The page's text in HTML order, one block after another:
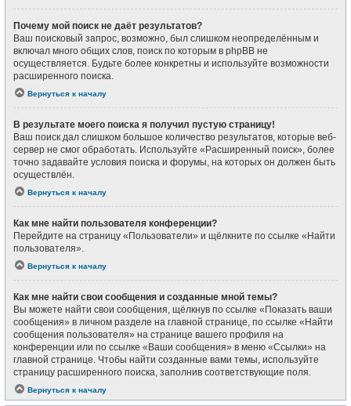
Почему мой поиск не даёт результатов?
Ваш поисковый запрос, возможно, был слишком неопределённым и
включал много общих слов, поиск по которым в phpBB не
осуществляется. Будьте более конкретны и используйте возможности
расширенного поиска.
Вернуться к началу
В результате моего поиска я получил пустую страницу!
Ваш поиск дал слишком большое количество результатов, которые веб-
сервер не смог обработать. Используйте «Расширенный поиск», более
точно задавайте условия поиска и форумы, на которых он должен быть
осуществлён.
Вернуться к началу
Как мне найти пользователя конференции?
Перейдите на страницу «Пользователи» и щёлкните по ссылке «Найти
пользователя».
Вернуться к началу
Как мне найти свои сообщения и созданные мной темы?
Вы можете найти свои сообщения, щёлкнув по ссылке «Показать ваши
сообщения» в личном разделе на главной странице, по ссылке «Найти
сообщения пользователя» на странице вашего профиля на
конференции или по ссылке «Ваши сообщения» в меню «Ссылки» на
главной странице. Чтобы найти созданные вами темы, используйте
страницу расширенного поиска, заполнив соответствующие поля.
Вернуться к началу